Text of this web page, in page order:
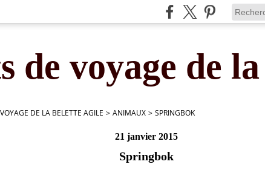
de voyage de
DE LA BELETTE AGILE > ANIMAUX > SPRINGBOK
21 janvier 2015
Springbok